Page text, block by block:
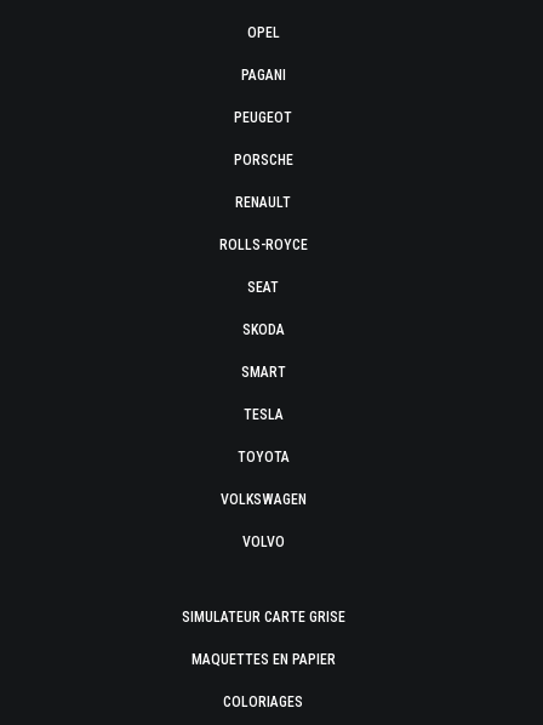
OPEL
PAGANI
PEUGEOT
PORSCHE
RENAULT
ROLLS-ROYCE
SEAT
SKODA
SMART
TESLA
TOYOTA
VOLKSWAGEN
VOLVO
SIMULATEUR CARTE GRISE
MAQUETTES EN PAPIER
COLORIAGES